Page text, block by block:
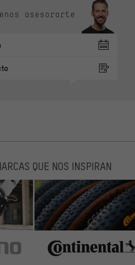
asesorarte
QUE NOS INSPIRAN